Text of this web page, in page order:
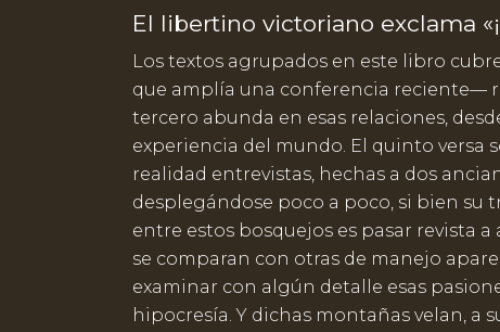
El libertino victoriano exclama
Los textos agrupados en este libro
que amplía una conferencia reciente—
tercero abunda en esas relaciones,
experiencia del mundo. El quinto versa
realidad entrevistas, hechas a dos
desplegándose poco a poco, si bien su
entre estos bosquejos es pasar revista
se comparan con otras de manejo
examinar con algún detalle esas
hipocresía. Y dichas montañas velan, a